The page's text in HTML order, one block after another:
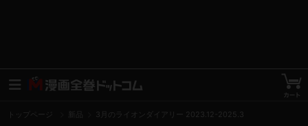
トップページ 3月のライオンダイアリー 2023.12-2025.3